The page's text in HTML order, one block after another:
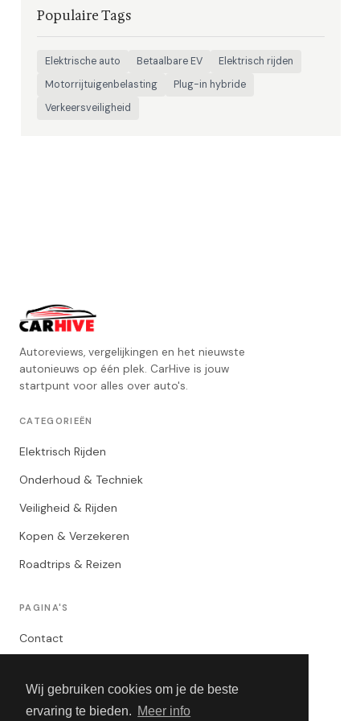
Wij gebruiken cookies om je de beste
ervaring te bieden. Meer info
Populaire Tags
Elektrische auto Betaalbare EV
Elektrisch rijden
Motorrijtuigenbelasting
Plug-in hybride
Verkeersveiligheid
Autoreviews, vergelijkingen en het nieuwste
autonieuws op één plek. CarHive is jouw
startpunt voor alles over auto's.
CATEGORIEËN
Elektrisch Rijden
Onderhoud & Techniek
Veiligheid & Rijden
Kopen & Verzekeren
Roadtrips & Reizen
PAGINA'S
Contact
Algemene Voorwaarden